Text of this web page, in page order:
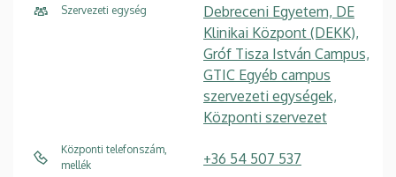
Szervezeti egység
Debreceni Egyetem, DE
Klinikai Központ (DEKK),
Gróf Tisza István Campus,
GTIC Egyéb campus
szervezeti egységek,
Központi szervezet
Központi telefonszám,
mellék
+36 54 507 537